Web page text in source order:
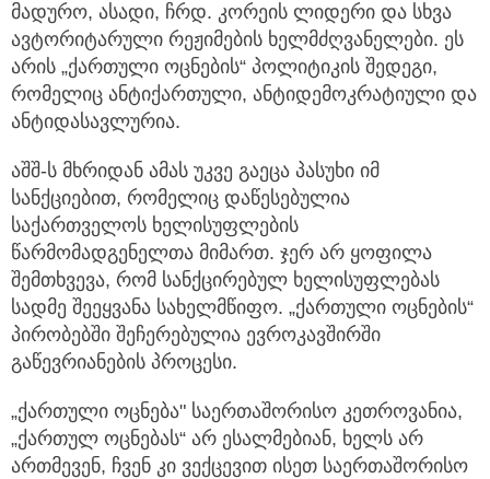
მადურო, ასადი, ჩრდ. კორეის ლიდერი და სხვა
ავტორიტარული რეჟიმების ხელმძღვანელები. ეს
არის „ქართული ოცნების“ პოლიტიკის შედეგი,
რომელიც ანტიქართული, ანტიდემოკრატიული და
ანტიდასავლურია.
აშშ-ს მხრიდან ამას უკვე გაეცა პასუხი იმ
სანქციებით, რომელიც დაწესებულია
საქართველოს ხელისუფლების
წარმომადგენელთა მიმართ. ჯერ არ ყოფილა
შემთხვევა, რომ სანქცირებულ ხელისუფლებას
სადმე შეეყვანა სახელმწიფო. „ქართული ოცნების“
პირობებში შეჩერებულია ევროკავშირში
გაწევრიანების პროცესი.
„ქართული ოცნება" საერთაშორისო კეთროვანია,
„ქართულ ოცნებას“ არ ესალმებიან, ხელს არ
ართმევენ, ჩვენ კი ვექცევით ისეთ საერთაშორისო